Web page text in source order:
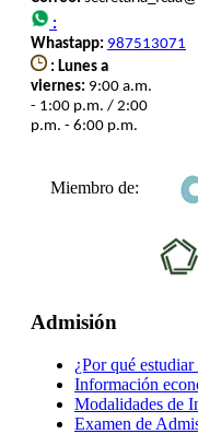
:
Whastapp: 987513071
: Lunes a
viernes: 9:00 a.m.
- 1:00 p.m. / 2:00
p.m. - 6:00 p.m.
Miembro de:
Admisión
¿Por qué
Información
Modalidades de
Examen de